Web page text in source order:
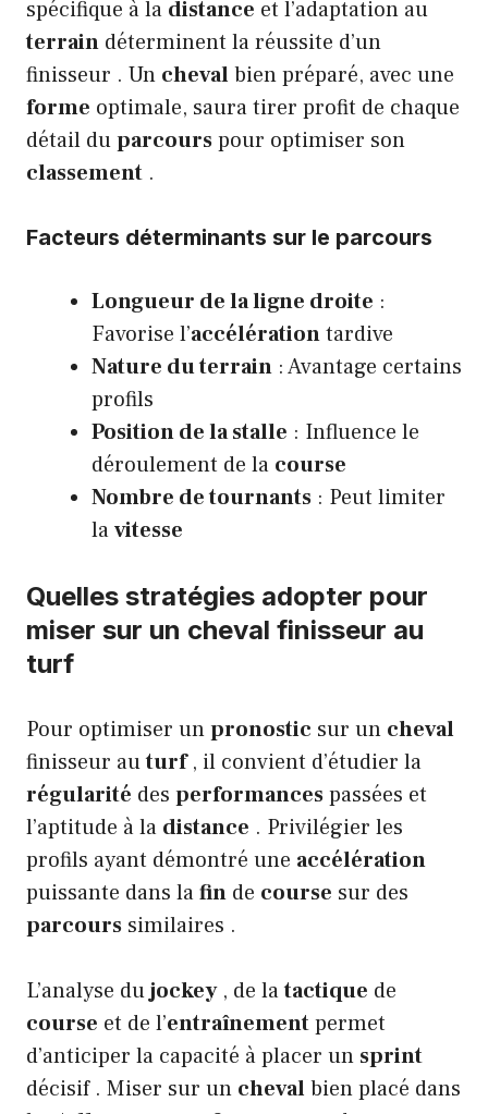
spécifique à la distance et l’adaptation au
terrain déterminent la réussite d’un
finisseur . Un chevalbien préparé, avec une
forme optimale, saura tirer profit de chaque
détail duparcourspour optimiser son
classement .
Facteurs déterminants sur le parcours
Longueur de la ligne droite :
Favorise l’accélérationtardive
Nature du terrain : Avantage certains
profils
Position de la stalle : Influence le
déroulement de la course
Nombre de tournants : Peut limiter
lavitesse
Quelles stratégies adopter pour
miser sur un cheval finisseur au
turf
Pour optimiser unpronostic sur un cheval
finisseur auturf, il convient d’étudier la
régularité des performancespassées et
l’aptitude à la distance . Privilégier les
profils ayant démontré une accélération
puissante dans lafin de course sur des
parcours similaires .
L’analyse dujockey, de latactique de
course et de l’entraînementpermet
d’anticiper la capacité à placer un sprint
décisif . Miser sur un chevalbien placé dans